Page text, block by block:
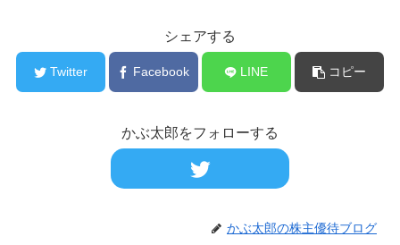
シェアする
Twitter Facebook LINE コピー
かぶ太郎をフォローする
かぶ太郎の株主優待ブログ